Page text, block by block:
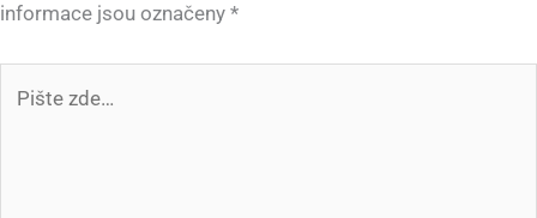
informace jsou označeny *